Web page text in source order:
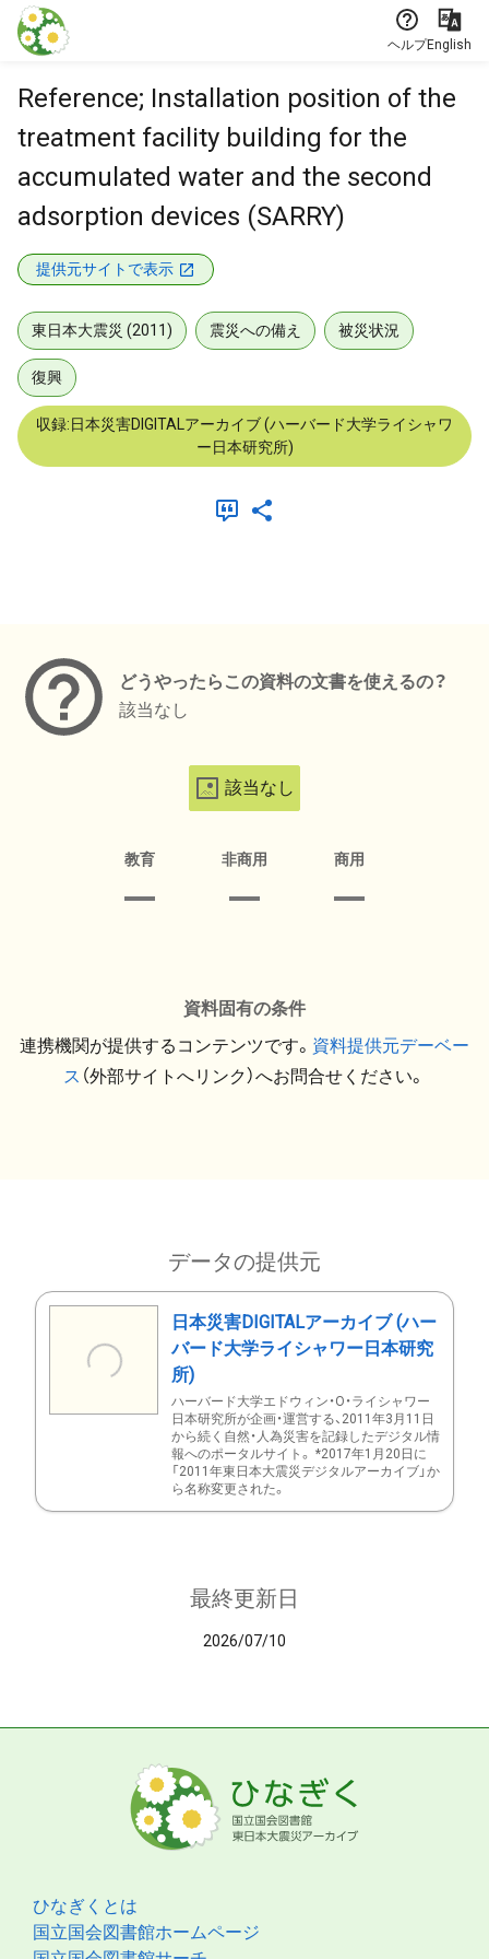
本文に飛ぶ
ヘルプEnglish
Reference; Installation position of the
treatment facility building for the
accumulated water and the second
adsorption devices (SARRY)
提供元サイトで表示
東日本大震災 (2011) 震災への備え 被災状況
復興
収録:日本災害DIGITALアーカイブ (ハーバード大学ライシャワ
ー日本研究所)
どうやったらこの資料の文書を使えるの？
該当なし
該当なし
教育 非商用 商用
資料固有の条件
連携機関が提供するコンテンツです。 資料提供元デーベー
ス （外部サイトへリンク）へお問合せください。
データの提供元
日本災害DIGITALアーカイブ (ハー
バード大学ライシャワー日本研究
所)
ハーバード大学エドウィン・O・ライシャワー
日本研究所が企画・運営する、2011年3月11日
から続く自然・人為災害を記録したデジタル情
報へのポータルサイト。 *2017年1月20日に
「2011年東日本大震災デジタルアーカイブ」か
ら名称変更された。
最終更新日
2026/07/10
ひなぎくとは
国立国会図書館ホームページ